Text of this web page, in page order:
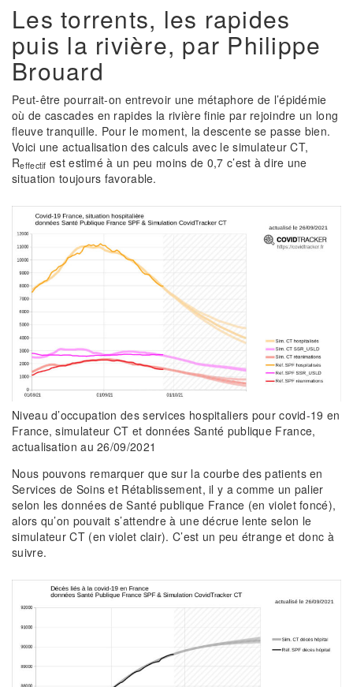
Les torrents, les rapides
puis la rivière, par Philippe
Brouard
Peut-être pourrait-on entrevoir une métaphore de l’épidémie
où de cascades en rapides la rivière finie par rejoindre un long
fleuve tranquille. Pour le moment, la descente se passe bien.
Voici une actualisation des calculs avec le simulateur CT,
Reffectif est estimé à un peu moins de 0,7 c’est à dire une
situation toujours favorable.
Niveau d’occupation des services hospitaliers pour covid-19 en
France, simulateur CT et données Santé publique France,
actualisation au 26/09/2021
Nous pouvons remarquer que sur la courbe des patients en
Services de Soins et Rétablissement, il y a comme un palier
selon les données de Santé publique France (en violet foncé),
alors qu’on pouvait s’attendre à une décrue lente selon le
simulateur CT (en violet clair). C’est un peu étrange et donc à
suivre.